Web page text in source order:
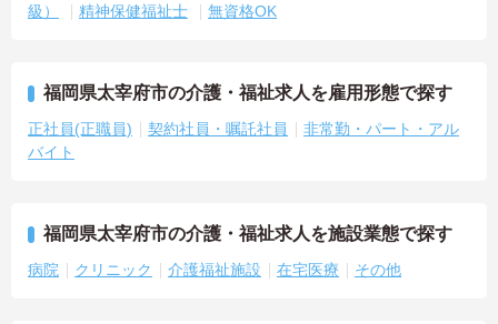
級）
精神保健福祉士 無資格OK
福岡県太宰府市の介護・福祉求人を雇用形態で探す
正社員(正職員) 契約社員・嘱託社員
非常勤・パート・アル
バイト
福岡県太宰府市の介護・福祉求人を施設業態で探す
病院 クリニック 介護福祉施設 在宅医療 その他